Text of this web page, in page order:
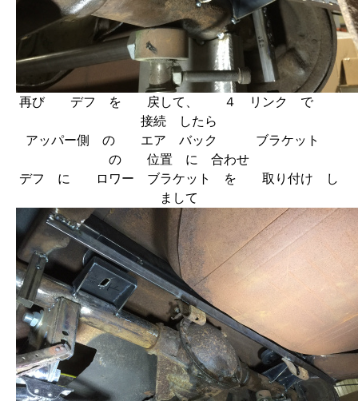
再び デフ を 戻して、 ４ リンク で
接続 したら
アッパー側 の エア バック ブラケット
の 位置 に 合わせ
デフ に ロワー ブラケット を 取り付け し
まして